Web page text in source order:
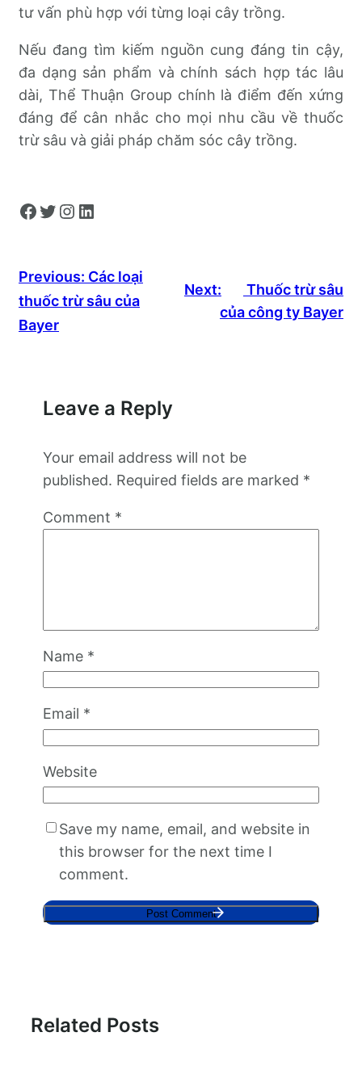
tư vấn phù hợp với từng loại cây trồng.
Nếu đang tìm kiếm nguồn cung đáng tin cậy,
đa dạng sản phẩm và chính sách hợp tác lâu
dài, Thể Thuận Group chính là điểm đến xứng
đáng để cân nhắc cho mọi nhu cầu về thuốc
trừ sâu và giải pháp chăm sóc cây trồng.
Facebook Twitter Instagram LinkedIn
Previous: Các loại
thuốc trừ sâu của
Bayer
Next:
Thuốc trừ sâu
của công ty Bayer
Leave a Reply
Your email address will not be
published. Required fields are marked *
Comment *
Name *
Email *
Website
Save my name, email, and website in
this browser for the next time I
comment.
Related Posts